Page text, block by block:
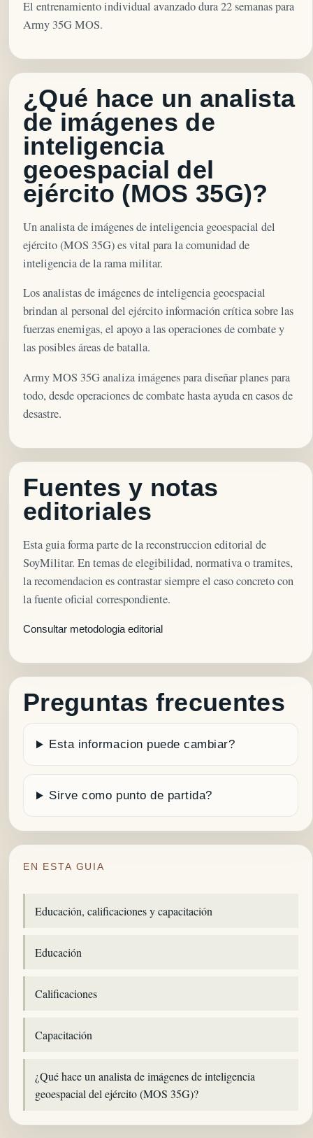
El entrenamiento individual avanzado dura 22 semanas para
Army 35G MOS.
¿Qué hace un analista
de imágenes de
inteligencia
geoespacial del
ejército (MOS 35G)?
Un analista de imágenes de inteligencia geoespacial del
ejército (MOS 35G) es vital para la comunidad de
inteligencia de la rama militar.
Los analistas de imágenes de inteligencia geoespacial
brindan al personal del ejército información crítica sobre las
fuerzas enemigas, el apoyo a las operaciones de combate y
las posibles áreas de batalla.
Army MOS 35G analiza imágenes para diseñar planes para
todo, desde operaciones de combate hasta ayuda en casos de
desastre.
Fuentes y notas
editoriales
Esta guia forma parte de la reconstruccion editorial de
SoyMilitar. En temas de elegibilidad, normativa o tramites,
la recomendacion es contrastar siempre el caso concreto con
la fuente oficial correspondiente.
Consultar metodologia editorial
Preguntas frecuentes
Esta informacion puede cambiar?
Sirve como punto de partida?
EN ESTA GUIA
Educación, calificaciones y capacitación
Educación
Calificaciones
Capacitación
¿Qué hace un analista de imágenes de inteligencia
geoespacial del ejército (MOS 35G)?